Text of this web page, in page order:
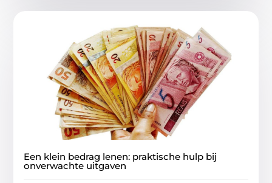
Een klein bedrag lenen: praktische hulp bij
onverwachte uitgaven